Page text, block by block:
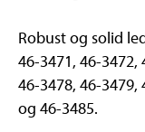
Robust og solid
46-3471, 46-3472,
46-3478, 46-3479,
og 46-3485.